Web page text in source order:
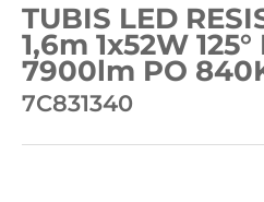
TUBIS LED
1,6m 1x52W
7900lm PO
7C831340